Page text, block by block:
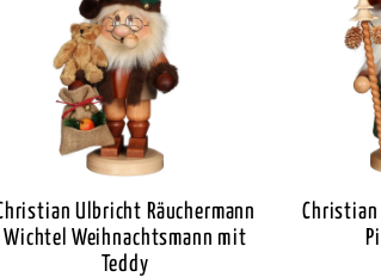
Ulbricht Räuchermann
Wichtel Weihnachtsmann mit
Teddy